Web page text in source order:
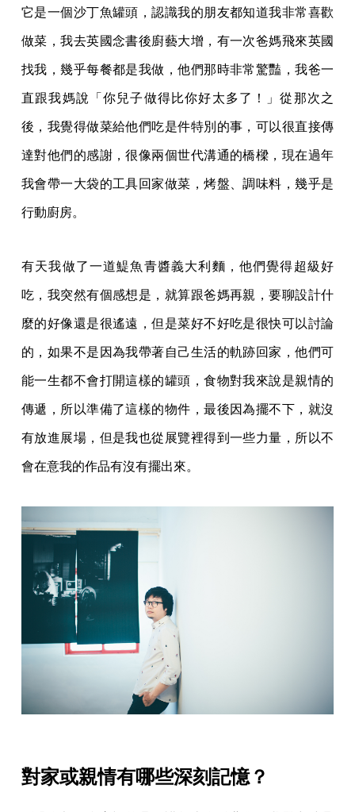
它是一個沙丁魚罐頭，認識我的朋友都知道我非常喜歡
做菜，我去英國念書後廚藝大增，有一次爸媽飛來英國
找我，幾乎每餐都是我做，他們那時非常驚豔，我爸一
直跟我媽說「你兒子做得比你好太多了！」從那次之
後，我覺得做菜給他們吃是件特別的事，可以很直接傳
達對他們的感謝，很像兩個世代溝通的橋樑，現在過年
我會帶一大袋的工具回家做菜，烤盤、調味料，幾乎是
行動廚房。
有天我做了一道鯷魚青醬義大利麵，他們覺得超級好
吃，我突然有個感想是，就算跟爸媽再親，要聊設計什
麼的好像還是很遙遠，但是菜好不好吃是很快可以討論
的，如果不是因為我帶著自己生活的軌跡回家，他們可
能一生都不會打開這樣的罐頭，食物對我來說是親情的
傳遞，所以準備了這樣的物件，最後因為擺不下，就沒
有放進展場，但是我也從展覽裡得到一些力量，所以不
會在意我的作品有沒有擺出來。
對家或親情有哪些深刻記憶？